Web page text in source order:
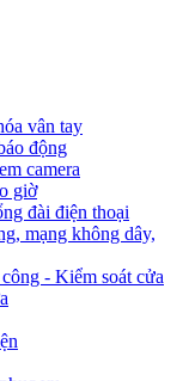
vân tay
động
camera
giờ
đài điện thoại
mạng không dây,
- Kiểm soát cửa